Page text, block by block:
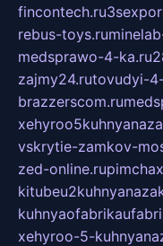
fincontech.ru
rebus-toys.ru
medsprawo-4-ka.ru
zajmy24.rutovudyi-
brazzerscom.ru
vskrytie-zamkov-
zed-online.ru
xehyroo-5-